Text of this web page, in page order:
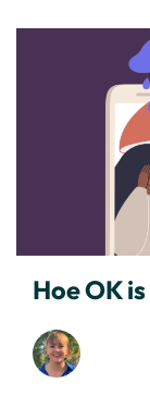
Hoe OK